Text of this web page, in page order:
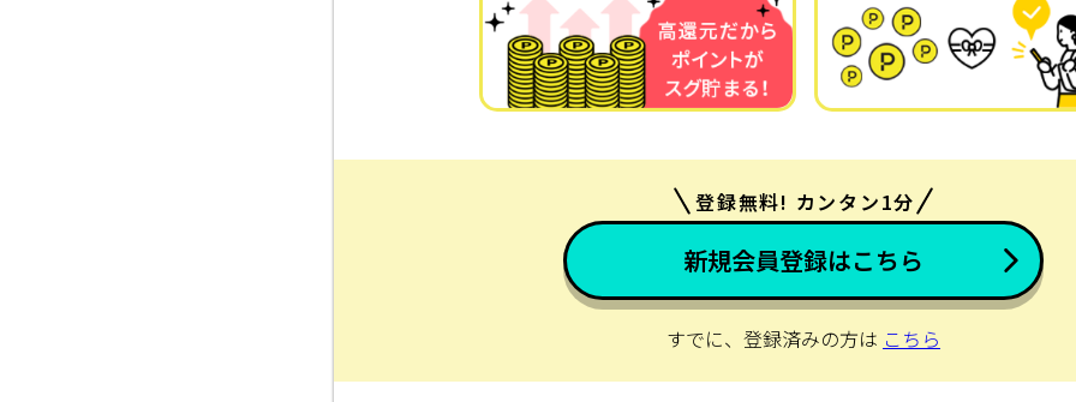
登録無料! カンタン1分
新規会員登録はこちら
すでに、登録済みの方は こちら